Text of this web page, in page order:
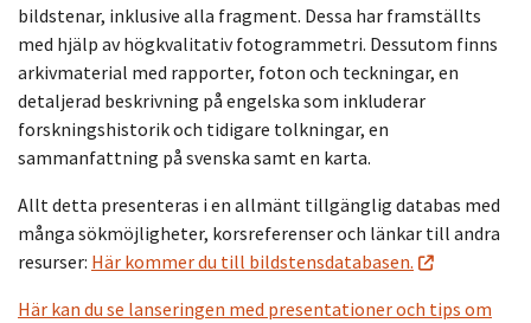
bildstenar, inklusive alla fragment. Dessa har framställts
med hjälp av högkvalitativ fotogrammetri. Dessutom finns
arkivmaterial med rapporter, foton och teckningar, en
detaljerad beskrivning på engelska som inkluderar
forskningshistorik och tidigare tolkningar, en
sammanfattning på svenska samt en karta.
Allt detta presenteras i en allmänt tillgänglig databas med
många sökmöjligheter, korsreferenser och länkar till andra
resurser: Här kommer du till bildstensdatabasen.
Här kan du se lanseringen med presentationer och tips om